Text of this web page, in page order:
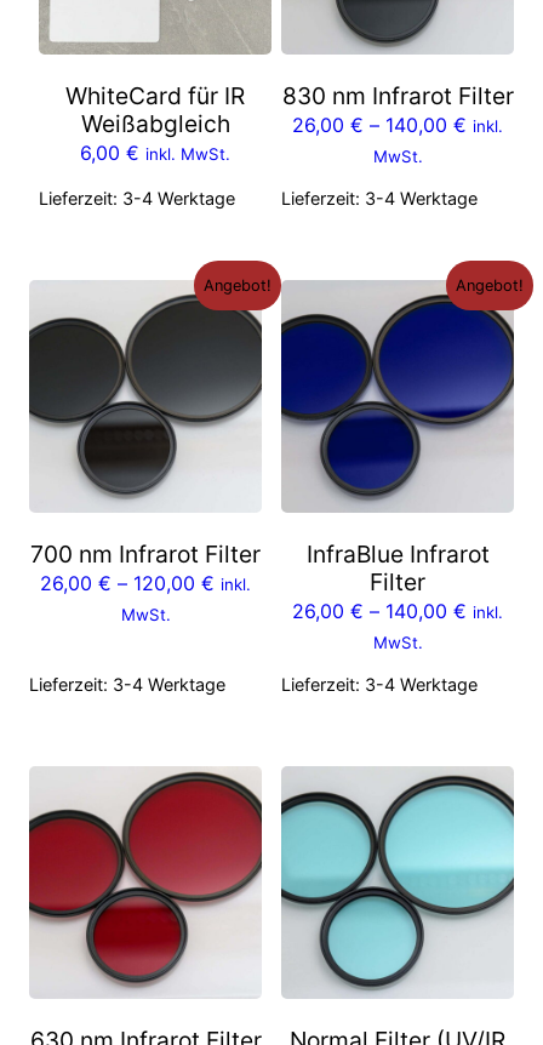
WhiteCard für IR
Weißabgleich
6,00 € inkl. MwSt.
Lieferzeit: 3-4 Werktage
830 nm Infrarot Filter
26,00 € – 140,00 € inkl.
MwSt.
Lieferzeit: 3-4 Werktage
Angebot!
700 nm Infrarot Filter
26,00 € – 120,00 € inkl.
MwSt.
Lieferzeit: 3-4 Werktage
Angebot!
InfraBlue Infrarot
Filter
26,00 € – 140,00 € inkl.
MwSt.
Lieferzeit: 3-4 Werktage